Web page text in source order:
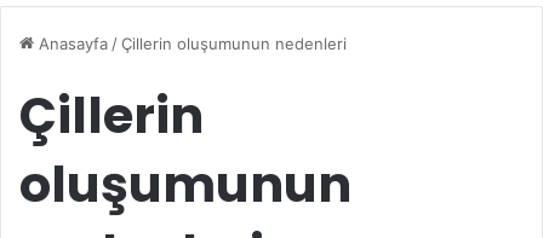
Anasayfa /Çillerin oluşumunun nedenleri
Çillerin
oluşumunun